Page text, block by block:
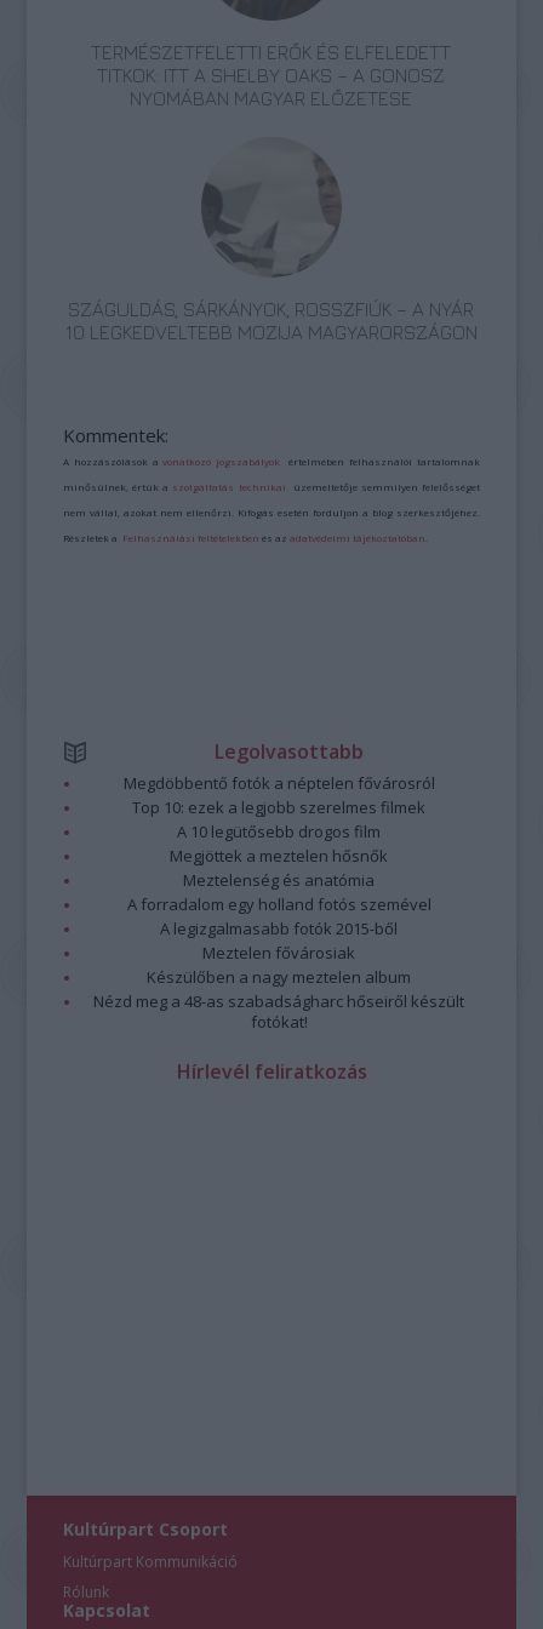
TERMÉSZETFELETTI ERŐK ÉS ELFELEDETT
TITKOK: ITT A SHELBY OAKS – A GONOSZ
NYOMÁBAN MAGYAR ELŐZETESE
SZÁGULDÁS, SÁRKÁNYOK, ROSSZFIÚK – A NYÁR
10 LEGKEDVELTEBB MOZIJA MAGYARORSZÁGON
Kommentek:
A hozzászólások avonatkozó jogszabályok értelmében felhasználói tartalomnak
minősülnek, értük a szolgáltatás technikai üzemeltetője semmilyen felelősséget
nem vállal, azokat nem ellenőrzi. Kifogás esetén forduljon a blog szerkesztőjéhez.
Részletek a Felhasználási feltételekben és azadatvédelmi tájékoztatóban
Legolvasottabb
Megdöbbentő fotók a néptelen fővárosról
Top 10: ezek a legjobb szerelmes filmek
A 10 legütősebb drogos film
Megjöttek a meztelen hősnők
Meztelenség és anatómia
A forradalom egy holland fotós szemével
A legizgalmasabb fotók 2015-ből
Meztelen fővárosiak
Készülőben a nagy meztelen album
Nézd meg a 48-as szabadságharc hőseiről készült
fotókat!
Hírlevél feliratkozás
Kultúrpart Csoport
Kultúrpart Kommunikáció
Rólunk
Kapcsolat